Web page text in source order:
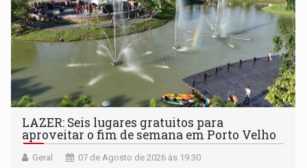
LAZER: Seis lugares gratuitos para
aproveitar o fim de semana em Porto Velho
Geral 07 de Agosto de 2026 às 19:30